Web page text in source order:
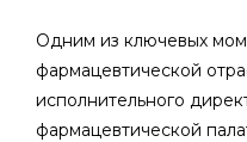
Одним из ключевых
фармацевтической
исполнительного
фармацевтической